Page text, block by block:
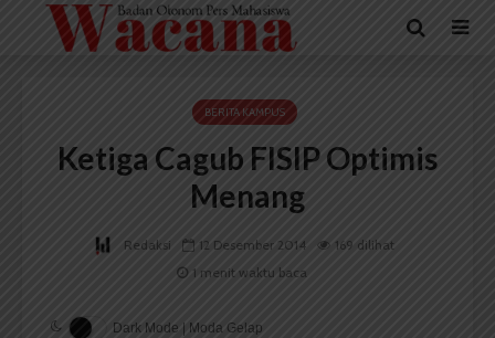
BERITA KAMPUS
Ketiga Cagub FISIP Optimis
Menang
Redaksi 12 Desember 2014
169 dilihat
1 menit waktu baca
Dark Mode | Moda Gelap